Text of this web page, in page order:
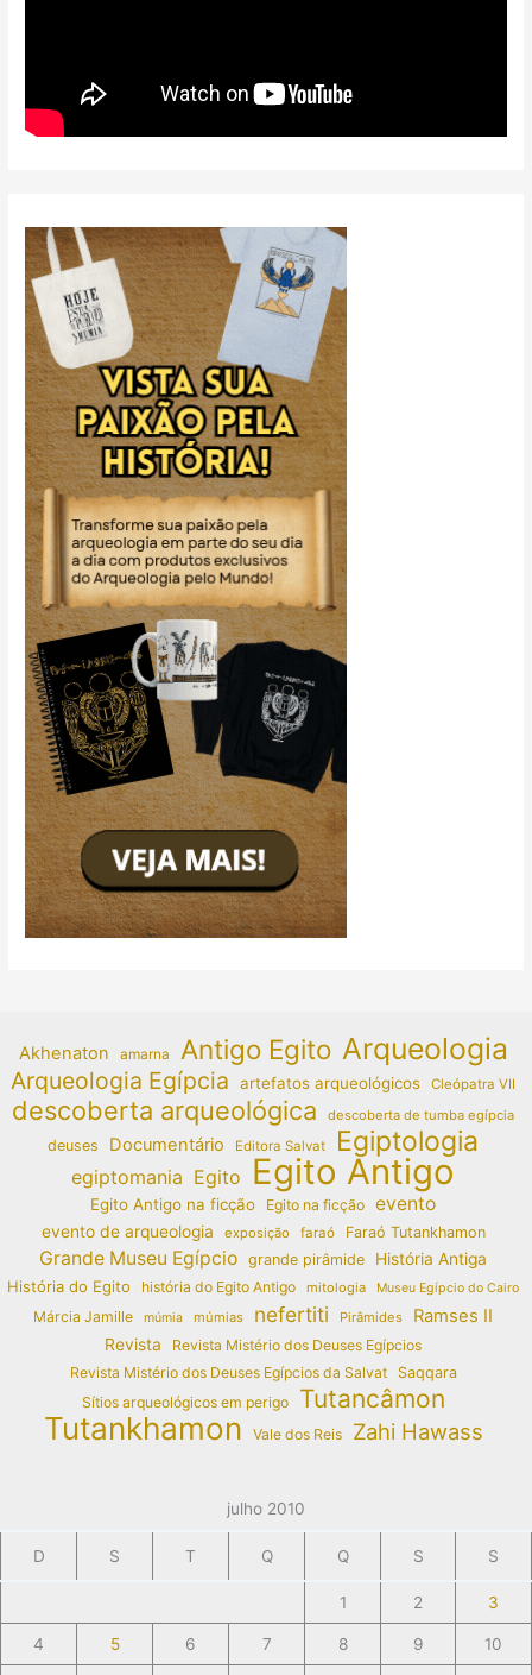
Akhenaton amarna Antigo Egito Arqueologia
Arqueologia Egípcia artefatos arqueológicos Cleópatra VII
descoberta arqueológica descoberta de tumba egípcia
deuses Documentário Editora Salvat Egiptologia
egiptomania Egito Egito Antigo
Egito Antigo na ficção Egito na ficção evento
evento de arqueologia exposição faraó Faraó Tutankhamon
Grande Museu Egípcio grande pirâmide
História Antiga
História do Egito
história do Egito Antigo mitologia Museu Egípcio do Cairo
Márcia Jamille múmia múmias nefertiti Pirâmides Ramses II
Revista
Revista Mistério dos Deuses Egípcios
Revista Mistério dos Deuses Egípcios da Salvat
Saqqara
Sítios arqueológicos em perigo
Tutancâmon
Tutankhamon Vale dos Reis Zahi Hawass
julho 2010
D S T Q Q S S
1 2 3
4 5 6 7 8 9 10